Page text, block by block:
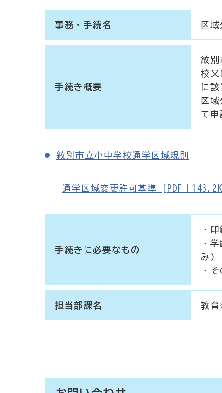
事務・手続名 区
手続き概要
紋別
校又
に該
区
て申
紋別市立小中学校通学区域規則
通学区域変更許可基準 [PDF｜
手続きに必要なもの
・印
・
み）
・
担当部課名 教育